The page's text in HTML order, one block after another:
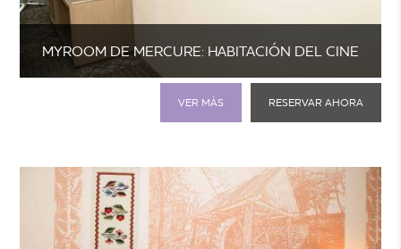
MYROOM DE MERCURE: HABITACIÓN DEL CINE
RESERVAR AHORA
VER MÁS